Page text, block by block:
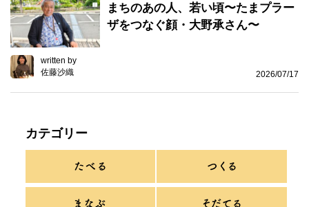
まちのあの人、若い頃〜たまプラー
ザをつなぐ顔・大野承さん〜
written by
佐藤沙織
2026/07/17
カテゴリー